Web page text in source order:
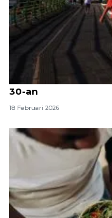
Kiat jaga
30-an
18 Februari 2026